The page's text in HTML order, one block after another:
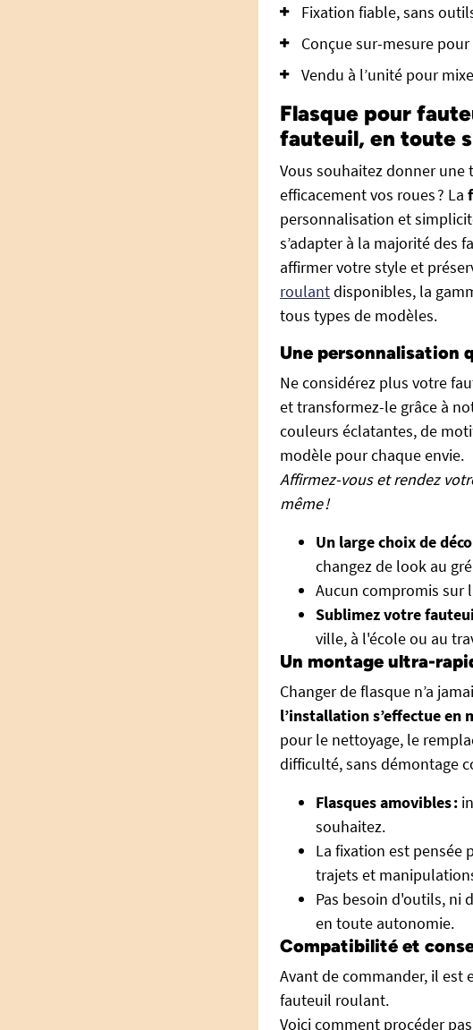
Fixation fiable, sans
Conçue sur-mesure
Vendu à l’unité pour
Flasque pour
fauteuil, en toute
Vous souhaitez donner
efficacement vos roues ? La
personnalisation et
s’adapter à la majorité des
affirmer votre style et
roulantdisponibles, la
tous types de modèles.
Une personnalisation
Ne considérez plus votre
et transformez-le grâce à
couleurs éclatantes, de
modèle pour chaque envie.
Affirmez-vous et rendez
même !
Un large choix de
changez de look au
Aucun compromis sur
Sublimez votre
ville, à l'école ou au
Un montage ultra-
Changer de flasque n’a
l’installation s’effectue en
pour le nettoyage, le
difficulté, sans démontage
Flasques amovibles :
souhaitez.
La fixation est pensée
trajets et
Pas besoin d'outils, ni
en toute autonomie.
Compatibilité et
Avant de commander, il est
fauteuil roulant.
Voici comment procéder pas